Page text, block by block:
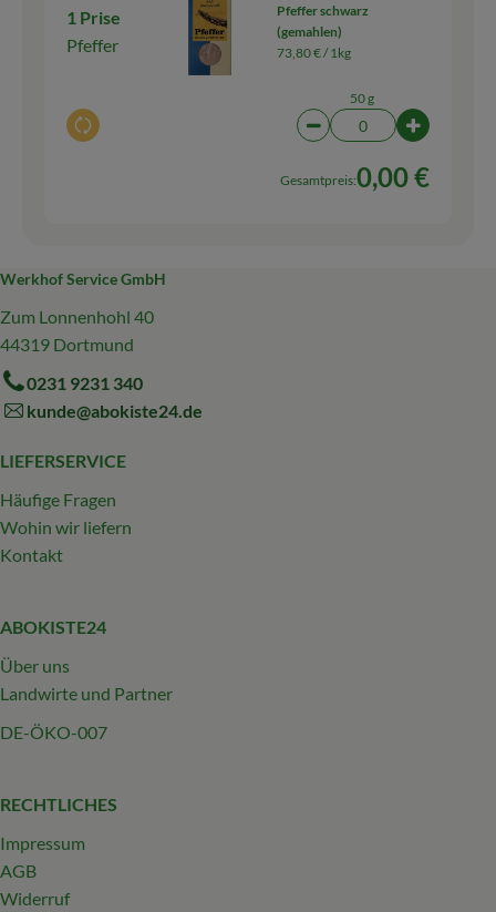
1 Prise
Pfeffer
Auswahl ändern
Pfeffer schwarz
(gemahlen)
73,80 € /1kg
50 g
Artikelanzahl
Gesamtpreis:0,00 €
Werkhof Service GmbH
Zum Lonnenhohl 40
44319 Dortmund
0231 9231 340
kunde@abokiste24.de
LIEFERSERVICE
Häufige Fragen
Wohin wir liefern
Kontakt
ABOKISTE24
Über uns
Landwirte und Partner
DE-ÖKO-007
RECHTLICHES
Impressum
AGB
Widerruf